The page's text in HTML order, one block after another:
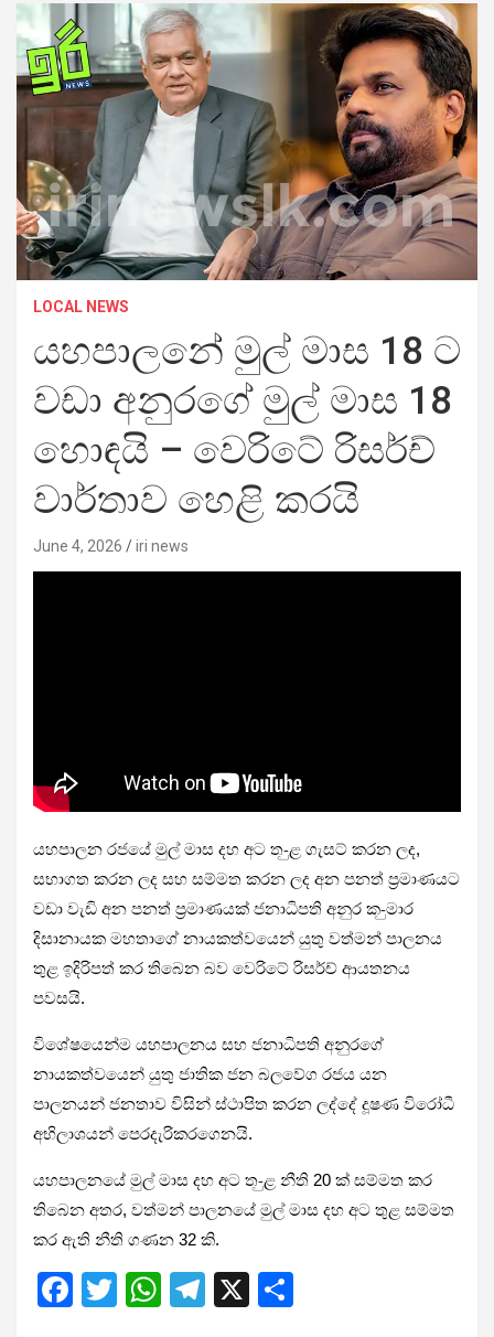
LOCAL NEWS
යහපාලනේ මුල් මාස 18 ට
වඩා අනුරගේ මුල් මාස 18
හොඳයි – වෙරිටේ රිසර්ච්
වාර්තාව හෙළි කරයි
June 4, 2026 iri news
යහපාලන රජයේ මුල් මාස දහ අට ත-ුළ ගැසට් කරන ලද,
සභාගත කරන ලද සහ සම්මත කරන ලද අන පනත් ප්‍රමාණයට
වඩා වැඩි අන පනත් ප්‍රමාණයක් ජනාධිපති අනුර ක-ුමාර
දිසානායක මහතාගේ නායකත්වයෙන් යුතු වත්මන් පාලනය
තුළ ඉදිරිපත් කර තිබෙන බව වෙරිටේ රිසර්ච් ආයතනය
පවසයි.
විශේෂයෙන්ම යහපාලනය සහ ජනාධිපති අනුරගේ
නායකත්වයෙන් යුතු ජාතික ජන බලවේග රජය යන
පාලනයන් ජනතාව විසින් ස්ථාපිත කරන ලද්දේ දූෂණ විරෝධී
අභිලාශයන් පෙරදැරිකරගෙනයි.
යහපාලනයේ මුල් මාස දහ අට ත-ුළ නීති 20 ක් සම්මත කර
තිබෙන අතර, වත්මන් පාලනයේ මුල් මාස දහ අට තුළ සම්මත
කර ඇති නීති ගණන 32 කි.
F
T
W T
X